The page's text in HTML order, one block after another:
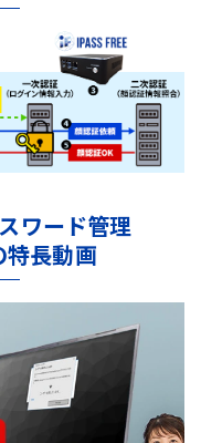
ワード管理
特長動画